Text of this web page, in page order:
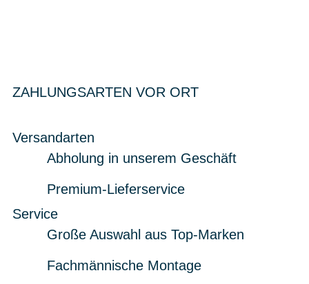
ZAHLUNGSARTEN VOR ORT
Versandarten
Abholung in unserem Geschäft
Premium-Lieferservice
Service
Große Auswahl aus Top-Marken
Fachmännische Montage